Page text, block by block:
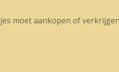
moet aankopen of